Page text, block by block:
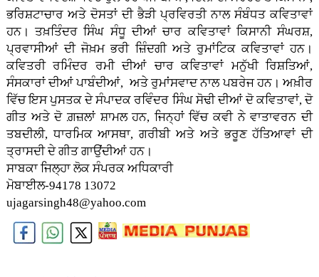
ਭਰਿਸ਼ਟਾਚਾਰ ਅਤੇ ਦੋਸਤਾਂ ਦੀ ਭੈੜੀ ਪ੍ਰਵਿਰਤੀ ਨਾਲ ਸੰਬੰਧਤ ਕਵਿਤਾਵਾਂ
ਹਨ। ਤਖ਼ਤਿੰਦਰ ਸਿੰਘ ਸੰਧੂ ਦੀਆਂ ਚਾਰ ਕਵਿਤਾਵਾਂ ਕਿਸਾਨੀ ਸੰਘਰਸ਼,
ਪ੍ਰਵਾਸੀਆਂ ਦੀ ਜੋਖ਼ਮ ਭਰੀ ਜ਼ਿੰਦਗੀ ਅਤੇ ਰੁਮਾਂਟਿਕ ਕਵਿਤਾਵਾਂ ਹਨ।
ਕਵਿਤਰੀ ਰਮਿੰਦਰ ਰਮੀ ਦੀਆਂ ਚਾਰ ਕਵਿਤਾਵਾਂ ਮਨੁੱਖੀ ਰਿਸ਼ਤਿਆਂ,
ਸੰਸਕਾਰਾਂ ਦੀਆਂ ਪਾਬੰਦੀਆਂ, ਅਤੇ ਰੁਮਾਂਸਵਾਦ ਨਾਲ ਪਬਰੇਜ ਹਨ। ਅਖ਼ੀਰ
ਵਿੱਚ ਇਸ ਪੁਸਤਕ ਦੇ ਸੰਪਾਦਕ ਰਵਿੰਦਰ ਸਿੰਘ ਸੋਢੀ ਦੀਆਂ ਦੋ ਕਵਿਤਾਵਾਂ, ਦੋ
ਗੀਤ ਅਤੇ ਦੋ ਗ਼ਜ਼ਲਾਂ ਸ਼ਾਮਲ ਹਨ, ਜਿਨ੍ਹਾਂ ਵਿੱਚ ਕਵੀ ਨੇ ਵਾਤਾਵਰਨ ਦੀ
ਤਬਦੀਲੀ, ਧਾਰਮਿਕ ਆਸਥਾ, ਗਰੀਬੀ ਅਤੇ ਅਤੇ ਭਰੂਣ ਹੱਤਿਆਵਾਂ ਦੀ
ਤ੍ਰਾਸਦੀ ਦੇ ਗੀਤ ਗਾਉਂਦੀਆਂ ਹਨ।
ਸਾਬਕਾ ਜਿਲ੍ਹਾ ਲੋਕ ਸੰਪਰਕ ਅਧਿਕਾਰੀ
ਮੋਬਾਈਲ-94178 13072
ujagarsingh48@yahoo.com